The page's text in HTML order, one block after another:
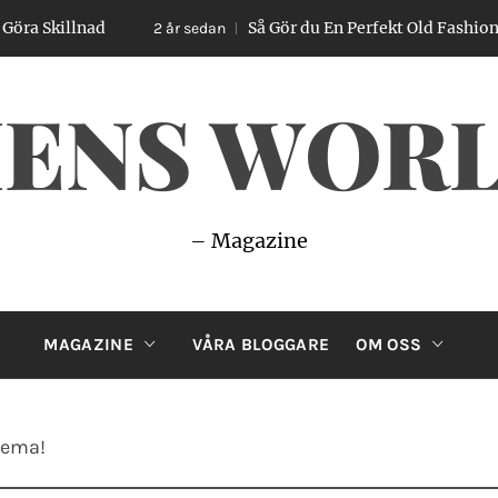
2 år sedan Så Gör du En Perfekt Old Fashioned –
– Magazine
MAGAZINE VÅRA BLOGGARE OM OSS